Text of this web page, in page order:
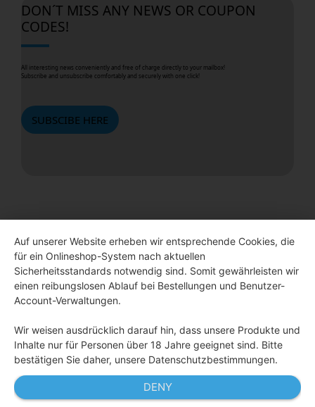
DON´T MISS ANY NEWS OR COUPON
CODES!
All interesting news conveniently and free of charge directly to your mailbox!
Subscribe and unsubscribe comfortably and securely with one click!
SUBSCIBE HERE
Auf unserer Website erheben wir entsprechende Cookies, die
für ein Onlineshop-System nach aktuellen
Sicherheitsstandards notwendig sind. Somit gewährleisten wir
einen reibungslosen Ablauf bei Bestellungen und Benutzer-
Account-Verwaltungen.
Wir weisen ausdrücklich darauf hin, dass unsere Produkte und
Inhalte nur für Personen über 18 Jahre geeignet sind. Bitte
bestätigen Sie daher, unsere Datenschutzbestimmungen.
DENY